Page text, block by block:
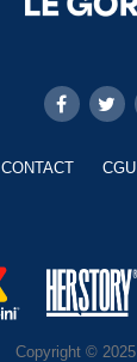
CONTACT CGU
Copyright ©